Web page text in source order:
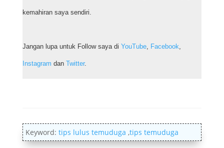
kemahiran saya sendiri.
Jangan lupa untuk Follow saya di YouTube, Facebook,
Instagram dan Twitter.
Keyword: tips lulus temuduga ,tips temuduga